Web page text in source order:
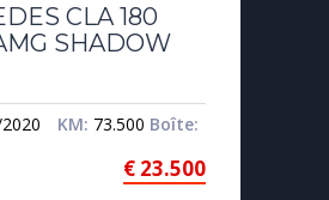
CLA 180
SHADOW
KM: 73.500 Boîte:
€ 23.500